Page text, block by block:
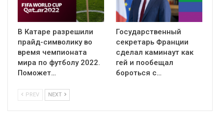
В Катаре разрешили
прайд-символику во
время чемпионата
мира по футболу 2022.
Поможет…
Государственный
секретарь Франции
сделал каминаут как
гей и пообещал
бороться с…
PREV NEXT